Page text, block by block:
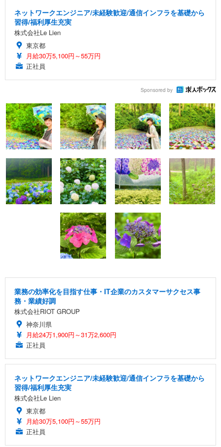
ネットワークエンジニア/未経験歓迎/通信インフラを基礎から
習得/福利厚生充実
株式会社Le Lien
東京都
月給30万5,100円～55万円
正社員
Sponsored by
業務の効率化を目指す仕事・IT企業のカスタマーサクセス事
務・業績好調
株式会社RIOT GROUP
神奈川県
月給24万1,900円～31万2,600円
正社員
ネットワークエンジニア/未経験歓迎/通信インフラを基礎から
習得/福利厚生充実
株式会社Le Lien
東京都
月給30万5,100円～55万円
正社員